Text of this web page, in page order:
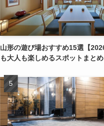
山形の遊び場おすすめ15選【
も大人も楽しめるスポットまとめ